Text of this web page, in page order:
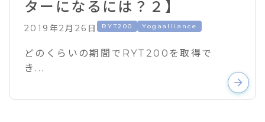
ターになるには？２】
2019年2月26日 RYT200 Yogaalliance
どのくらいの期間でRYT200を取得で
き...
arrow_forward